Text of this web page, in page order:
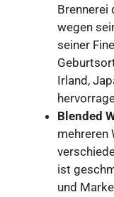
Brennerei
wegen
seiner
Irland,
Blended
mehreren
ist
und